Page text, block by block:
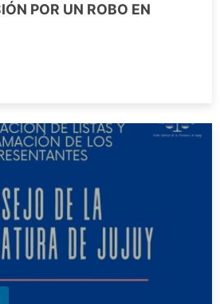
POR UN ROBO EN